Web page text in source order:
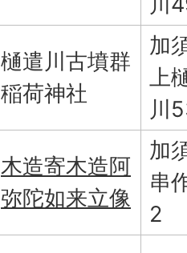
樋遣川古墳群
稲荷神社
加
上
川
木造寄木造阿
弥陀如来立像
加
串
2